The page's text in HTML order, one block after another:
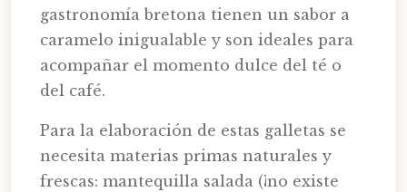
gastronomía bretona tienen un sabor a
caramelo inigualable y son ideales para
acompañar el momento dulce del té o
del café.
Para la elaboración de estas galletas se
necesita materias primas naturales y
frescas: mantequilla salada (¡no existe